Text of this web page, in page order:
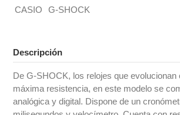
CASIO G-SHOCK
Descripción
De G-SHOCK, los relojes que evolucionan
máxima resistencia, en este modelo se
analógica y digital. Dispone de un